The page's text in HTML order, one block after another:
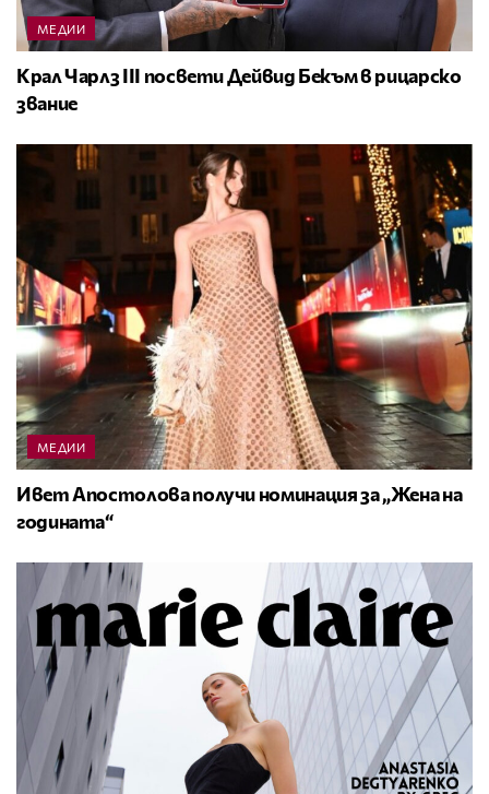
МЕДИИ
Крал Чарлз III посвети Дейвид Бекъм в рицарско
звание
МЕДИИ
Ивет Апостолова получи номинация за „Жена на
годината“